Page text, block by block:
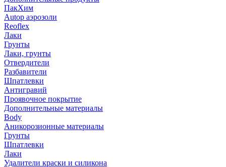
ПакХим
Autop аэрозоли
Reoflex
Лаки
Грунты
Лаки, грунты
Отвердители
Разбавители
Шпатлевки
Антигравий
Проявочное покрытие
Дополнительные материалы
Body
Аникорозионные материалы
Грунты
Шпатлевки
Лаки
Удалители краски и силикона